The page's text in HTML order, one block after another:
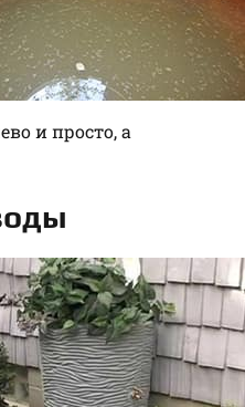
и просто, а